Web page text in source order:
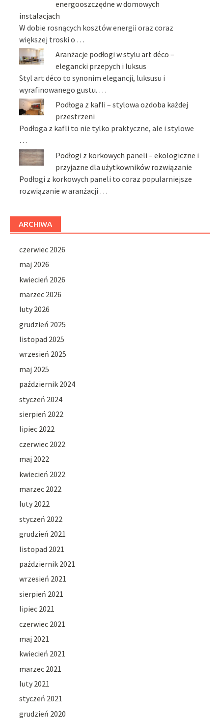
energooszczędne w domowych
instalacjach
W dobie rosnących kosztów energii oraz coraz
większej troski o …
Aranżacje podłogi w stylu art déco –
elegancki przepych i luksus
Styl art déco to synonim elegancji, luksusu i
wyrafinowanego gustu. …
Podłoga z kafli – stylowa ozdoba każdej
przestrzeni
Podłoga z kafli to nie tylko praktyczne, ale i stylowe
…
Podłogi z korkowych paneli – ekologiczne i
przyjazne dla użytkowników rozwiązanie
Podłogi z korkowych paneli to coraz popularniejsze
rozwiązanie w aranżacji …
ARCHIWA
czerwiec 2026
maj 2026
kwiecień 2026
marzec 2026
luty 2026
grudzień 2025
listopad 2025
wrzesień 2025
maj 2025
październik 2024
styczeń 2024
sierpień 2022
lipiec 2022
czerwiec 2022
maj 2022
kwiecień 2022
marzec 2022
luty 2022
styczeń 2022
grudzień 2021
listopad 2021
październik 2021
wrzesień 2021
sierpień 2021
lipiec 2021
czerwiec 2021
maj 2021
kwiecień 2021
marzec 2021
luty 2021
styczeń 2021
grudzień 2020